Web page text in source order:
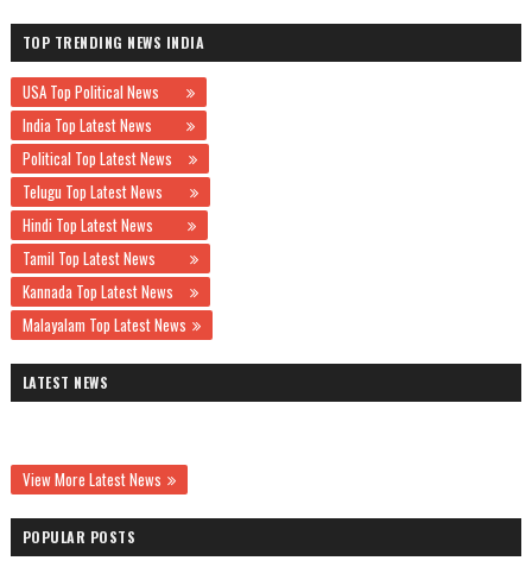
TOP TRENDING NEWS INDIA
USA Top Political News
India Top Latest News
Political Top Latest News
Telugu Top Latest News
Hindi Top Latest News
Tamil Top Latest News
Kannada Top Latest News
Malayalam Top Latest News
LATEST NEWS
View More Latest News
POPULAR POSTS